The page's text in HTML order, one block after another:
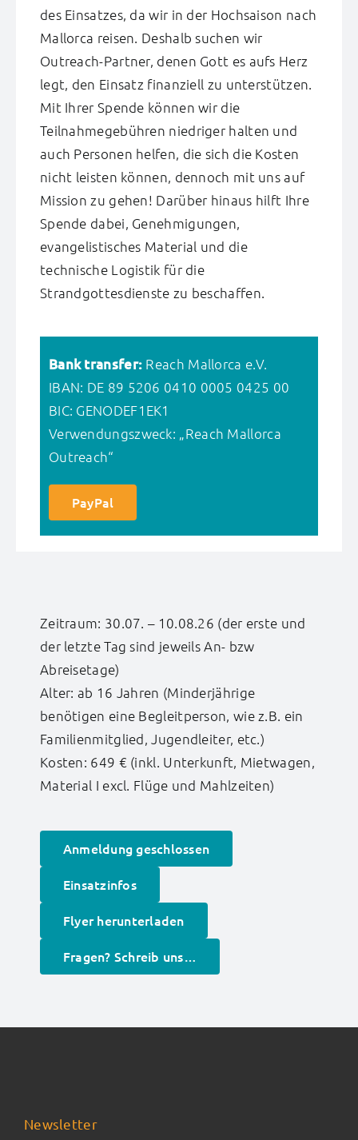
des Einsatzes, da wir in der Hochsaison nach
Mallorca reisen. Deshalb suchen wir
Outreach-Partner, denen Gott es aufs Herz
legt, den Einsatz finanziell zu unterstützen.
Mit Ihrer Spende können wir die
Teilnahmegebühren niedriger halten und
auch Personen helfen, die sich die Kosten
nicht leisten können, dennoch mit uns auf
Mission zu gehen! Darüber hinaus hilft Ihre
Spende dabei, Genehmigungen,
evangelistisches Material und die
technische Logistik für die
Strandgottesdienste zu beschaffen.
Bank transfer: Reach Mallorca e.V.
IBAN: DE 89 5206 0410 0005 0425 00
BIC: GENODEF1EK1
Verwendungszweck: „Reach Mallorca
Outreach“
PayPal
Zeitraum: 30.07. – 10.08.26 (der erste und
der letzte Tag sind jeweils An- bzw
Abreisetage)
Alter: ab 16 Jahren (Minderjährige
benötigen eine Begleitperson, wie z.B. ein
Familienmitglied, Jugendleiter, etc.)
Kosten: 649 € (inkl. Unterkunft, Mietwagen,
Material I excl. Flüge und Mahlzeiten)
Anmeldung geschlossen
Einsatzinfos
Flyer herunterladen
Fragen? Schreib uns…
Newsletter